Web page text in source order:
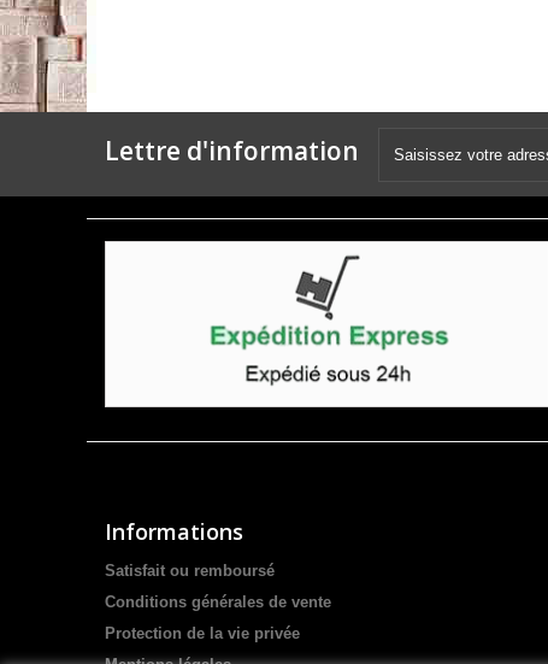
Lettre d'information
Informations
Satisfait ou remboursé
Conditions générales de vente
Protection de la vie privée